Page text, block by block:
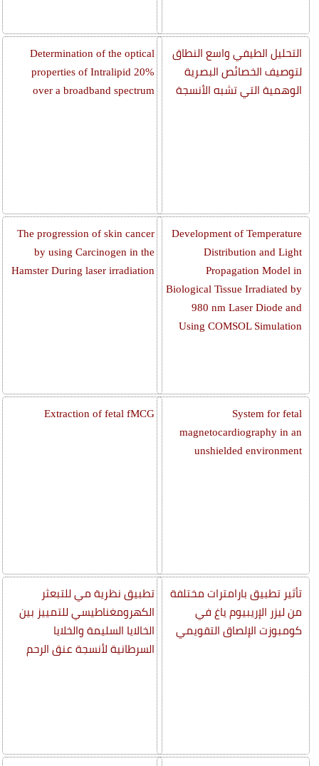
التحليل الطيفي واسع النطاق
لتوصيف الخصائص البصرية
الوهمية التي تشبه الأنسجة
Development of Temperature
Distribution and Light
Propagation Model in
Biological Tissue Irradiated by
980 nm Laser Diode and
Using COMSOL Simulation
System for fetal
magnetocardiography in an
unshielded environment
تأثير تطبيق بارامترات مختلفة
من ليزر الإريبيوم ياغ في
كومبوزت الإلصاق التقويمي
Determination of the optical
properties of Intralipid 20%
over a broadband spectrum
The progression of skin cancer
by using Carcinogen in the
Hamster During laser irradiation
Extraction of fetal fMCG
تطبيق نظرية مي للتبعثر
الكهرومغناطيسي للتمييز بين
الخالايا السليمة والخلايا
السرطانية لأنسجة عنق الرحم